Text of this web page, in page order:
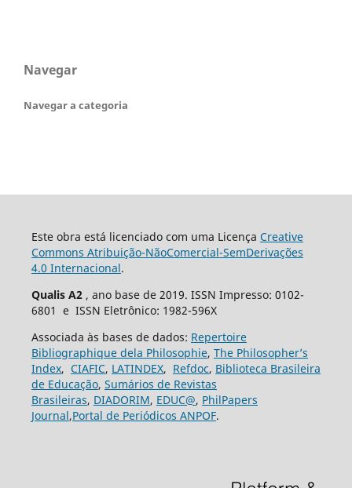
Navegar
Navegar a categoria
Este obra está licenciado com uma Licença Creative
Commons Atribuição-NãoComercial-SemDerivações
4.0 Internacional.
Qualis A2 , ano base de 2019. ISSN Impresso: 0102-
6801 e ISSN Eletrônico: 1982-596X
Associada às bases de dados: Repertoire
Bibliographique dela Philosophie, The Philosopher’s
Index, CIAFIC, LATINDEX, Refdoc, Biblioteca Brasileira
de Educação, Sumários de Revistas
Brasileiras, DIADORIM, EDUC@, PhilPapers
Journal,Portal de Periódicos ANPOF.